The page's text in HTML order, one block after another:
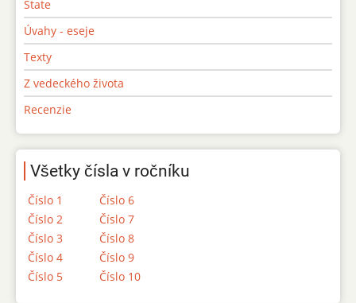
State
Úvahy - eseje
Texty
Z vedeckého života
Recenzie
Všetky čísla v ročníku
Číslo 1
Číslo 2
Číslo 3
Číslo 4
Číslo 5
Číslo 6
Číslo 7
Číslo 8
Číslo 9
Číslo 10